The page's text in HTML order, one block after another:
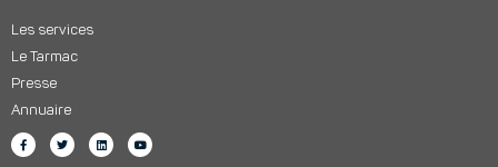
Les services
Le Tarmac
Presse
Annuaire